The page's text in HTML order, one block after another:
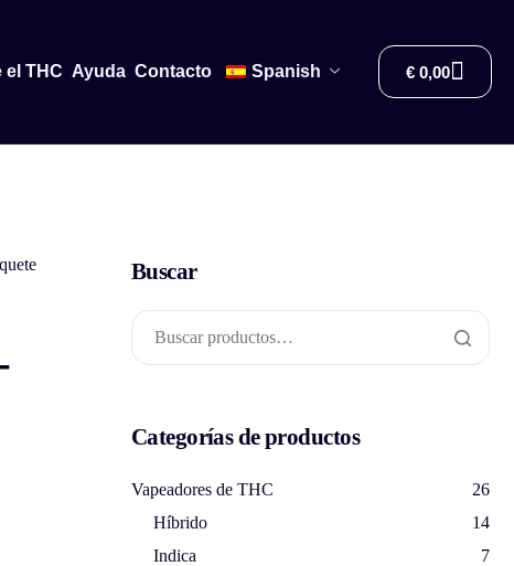
THC Ayuda Contacto Spanish € 0,00
Buscar
Categorías de productos
Vapeadores de THC
26
Híbrido
14
Indica
7